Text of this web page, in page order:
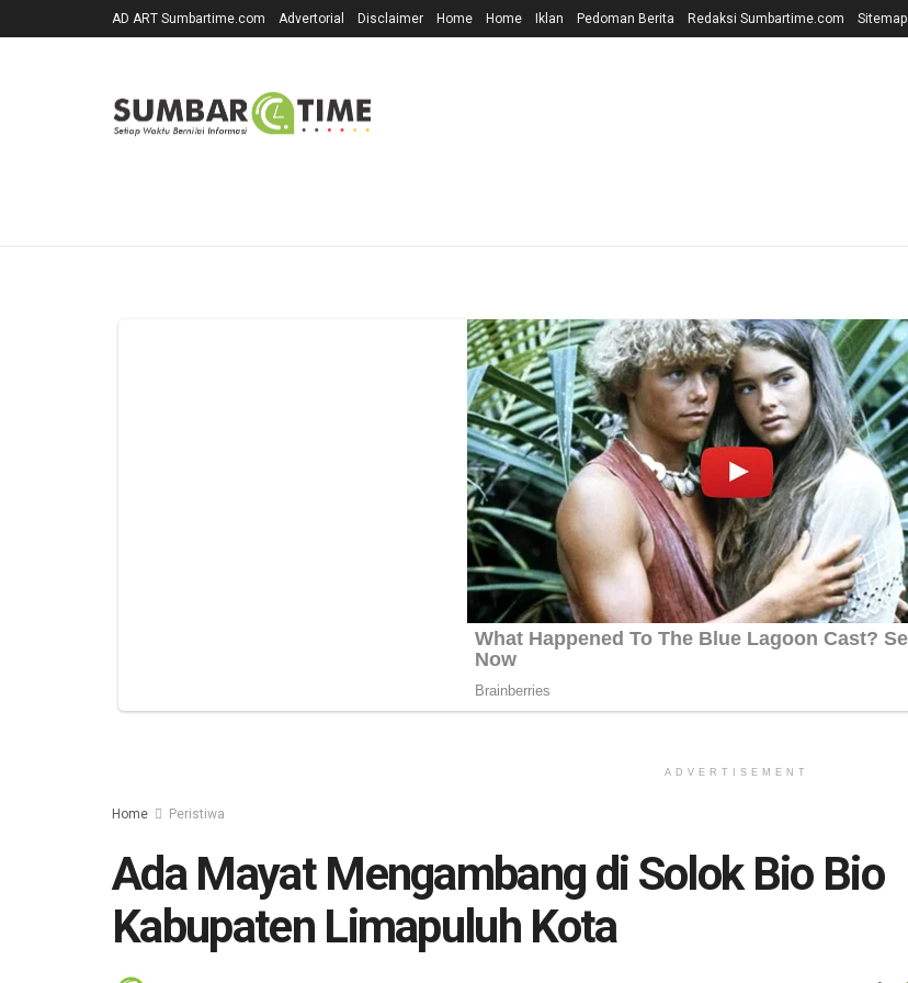
AD ART Sumbartime.com Advertorial Disclaimer Home Home Iklan Pedoman Berita Redaksi Sumbartime.com Sitemap
ADVERTISEMENT
Home Peristiwa
Ada Mayat Mengambang di Solok Bio Bio
Kabupaten Limapuluh Kota